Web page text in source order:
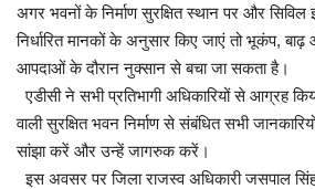
अगर भवनों के निर्माण सुरक्षित स्थान पर और सिविल
निर्धारित मानकों के अनुसार किए जाएं तो भूकंप,
आपदाओं के दौरान नुक्सान से बचा जा सकता है।
एडीसी ने सभी प्रतिभागी अधिकारियों से आग्रह
वाली सुरक्षित भवन निर्माण से संबंधित सभी
सांझा करें और उन्हें जागरुक करें।
इस अवसर पर जिला राजस्व अधिकारी जसपाल